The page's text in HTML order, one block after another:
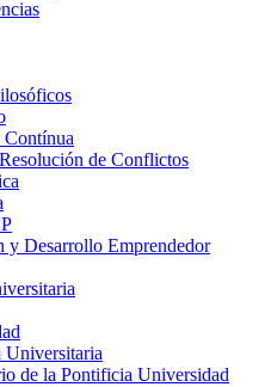
Contínua
de Conflictos
y Desarrollo Emprendedor
Universitaria
de la Pontificia Universidad